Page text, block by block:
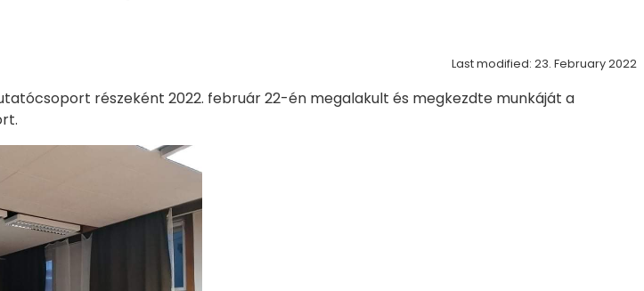
Last modified: 23. February 2022
részeként 2022. február 22-én megalakult és megkezdte munkáját a